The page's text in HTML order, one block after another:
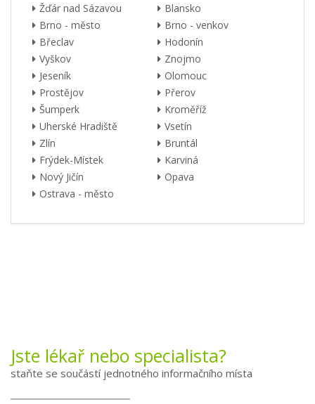
Žďár nad Sázavou
Blansko
Brno - město
Brno - venkov
Břeclav
Hodonín
Vyškov
Znojmo
Jeseník
Olomouc
Prostějov
Přerov
Šumperk
Kroměříž
Uherské Hradiště
Vsetín
Zlín
Bruntál
Frýdek-Místek
Karviná
Nový Jičín
Opava
Ostrava - město
Jste lékař nebo specialista?
staňte se součástí jednotného informačního místa